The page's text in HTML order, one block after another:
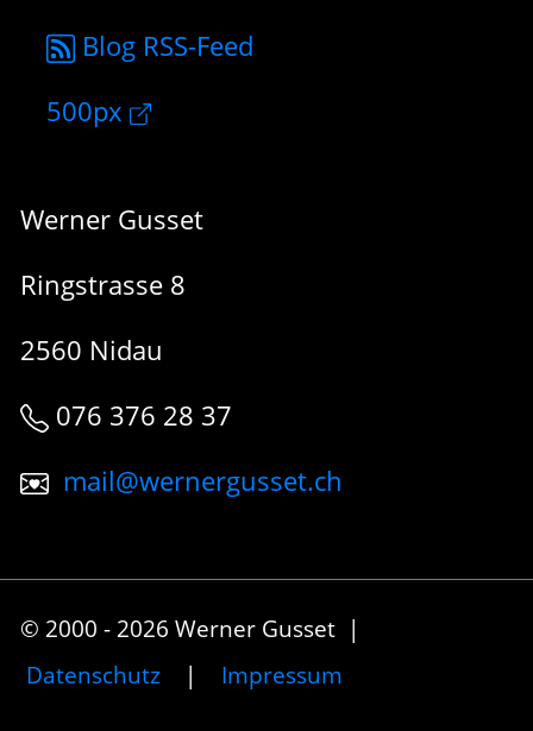
Blog RSS-Feed
500px
Werner Gusset
Ringstrasse 8
2560 Nidau
076 376 28 37
mail@wernergusset.ch
© 2000 - 2026 Werner Gusset |
Datenschutz
| Impressum